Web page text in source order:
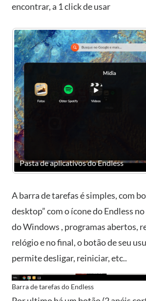
encontrar, a 1 click de usar
Pasta de aplicativos do Endless
A barra de tarefas é simples, com
desktop” com o ícone do Endless
do Windows , programas abertos,
relógio e no final, o botão de seu
permite desligar, reiniciar, etc..
Barra de tarefas do Endless